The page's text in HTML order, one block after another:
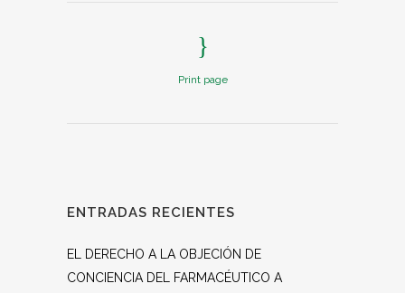
Print page
ENTRADAS RECIENTES
EL DERECHO A LA OBJECIÓN DE
CONCIENCIA DEL FARMACÉUTICO A